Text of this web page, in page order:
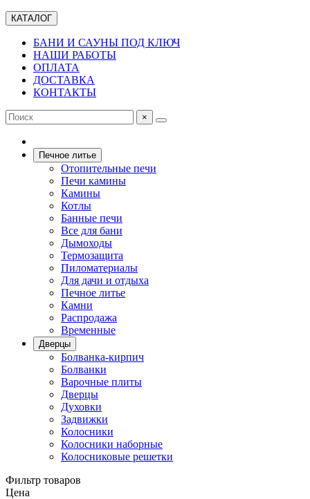
КАТАЛОГ
БАНИ И САУНЫ ПОД КЛЮЧ
НАШИ РАБОТЫ
ОПЛАТА
ДОСТАВКА
КОНТАКТЫ
×
Печное литье
Отопительные печи
Печи камины
Камины
Котлы
Банные печи
Все для бани
Дымоходы
Термозащита
Пиломатериалы
Для дачи и отдыха
Печное литье
Камни
Распродажа
Временные
Дверцы
Болванка-кирпич
Болванки
Варочные плиты
Дверцы
Духовки
Задвижки
Колосники
Колосники наборные
Колосниковые решетки
Фильтр товаров
Цена